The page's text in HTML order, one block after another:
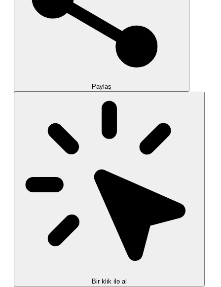
Paylaş
Bir klik ilə al